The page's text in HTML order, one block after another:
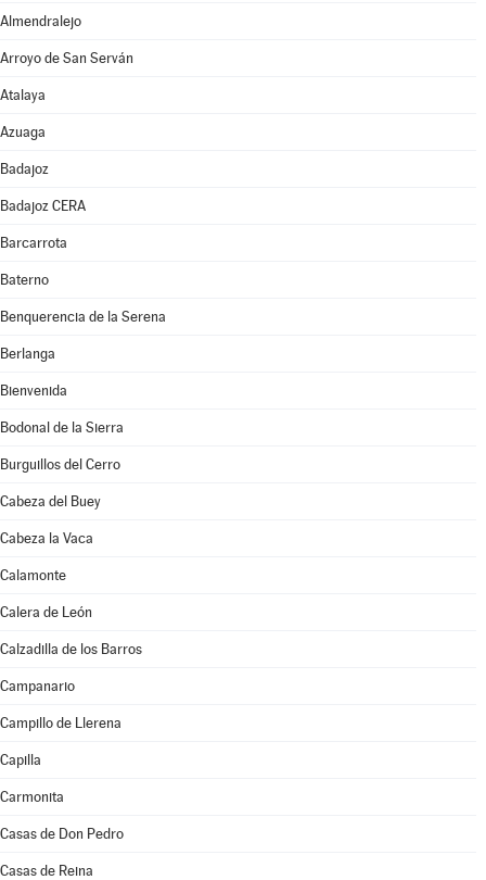
Almendralejo
Arroyo de San Serván
Atalaya
Azuaga
Badajoz
Badajoz CERA
Barcarrota
Baterno
Benquerencia de la Serena
Berlanga
Bienvenida
Bodonal de la Sierra
Burguillos del Cerro
Cabeza del Buey
Cabeza la Vaca
Calamonte
Calera de León
Calzadilla de los Barros
Campanario
Campillo de Llerena
Capilla
Carmonita
Casas de Don Pedro
Casas de Reina